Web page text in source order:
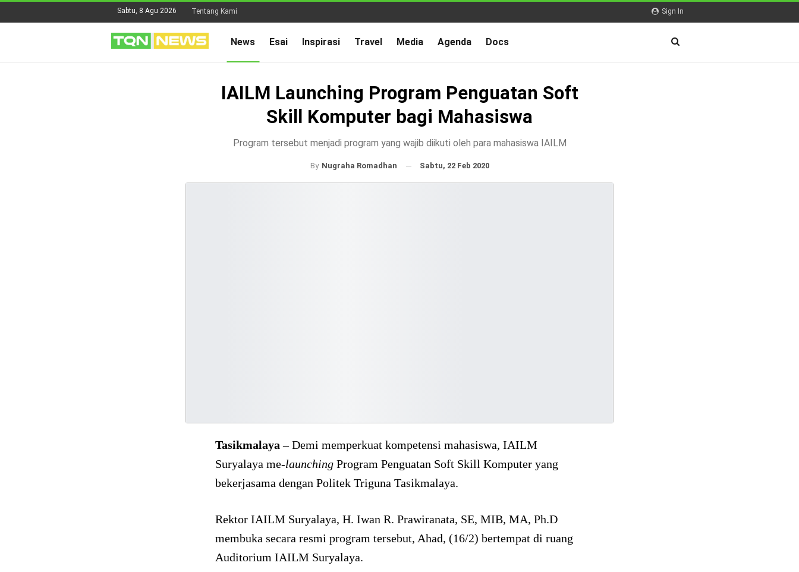
Sign In
Sabtu, 8 Agu 2026 Tentang Kami
News Esai Inspirasi Travel Media Agenda Docs
IAILM Launching Program Penguatan Soft
Skill Komputer bagi Mahasiswa
Program tersebut menjadi program yang wajib diikuti oleh para mahasiswa IAILM
By Nugraha Romadhan Sabtu, 22 Feb 2020
Tasikmalaya – Demi memperkuat kompetensi mahasiswa, IAILM
Suryalaya me-launching Program Penguatan Soft Skill Komputer yang
bekerjasama dengan Politek Triguna Tasikmalaya.
Rektor IAILM Suryalaya, H. Iwan R. Prawiranata, SE, MIB, MA, Ph.D
membuka secara resmi program tersebut, Ahad, (16/2) bertempat di ruang
Auditorium IAILM Suryalaya.